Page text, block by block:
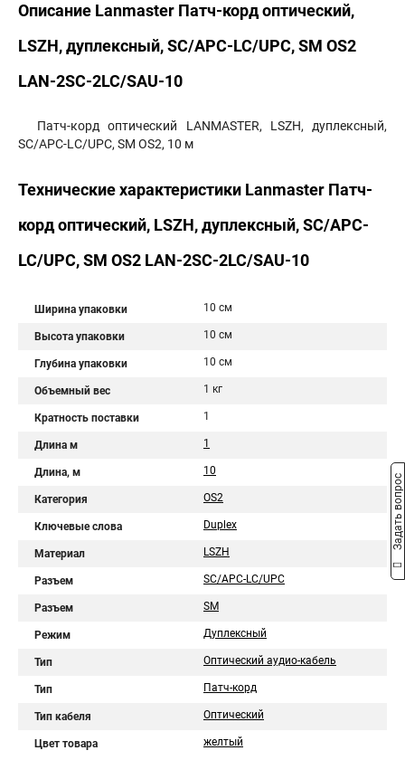
Описание Lanmaster Патч-корд оптический,
LSZH, дуплексный, SC/APC-LC/UPC, SM OS2
LAN-2SC-2LC/SAU-10
Патч-корд оптический LANMASTER, LSZH, дуплексный,
SC/APC-LC/UPC, SM OS2, 10 м
Технические характеристики Lanmaster Патч-
корд оптический, LSZH, дуплексный, SC/APC-
LC/UPC, SM OS2 LAN-2SC-2LC/SAU-10
Ширина упаковки 10 см
Высота упаковки 10 см
Глубина упаковки 10 см
Объемный вес 1 кг
Кратность поставки 1
Длина м 1
Длина, м 10
Категория OS2
Ключевые слова Duplex
Материал LSZH
Разъем SC/APC-LC/UPC
Разъем SM
Режим Дуплексный
Тип Оптический аудио-кабель
Тип Патч-корд
Тип кабеля Оптический
Цвет товара желтый
Задать вопрос